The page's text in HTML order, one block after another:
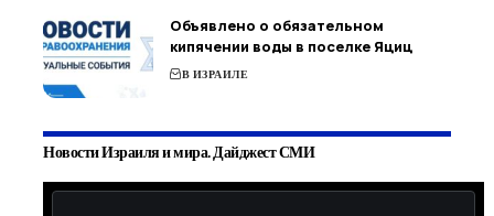
Объявлено о обязательном
кипячении воды в поселке Яциц
В ИЗРАИЛЕ
Новости Израиля и мира. Дайджест СМИ